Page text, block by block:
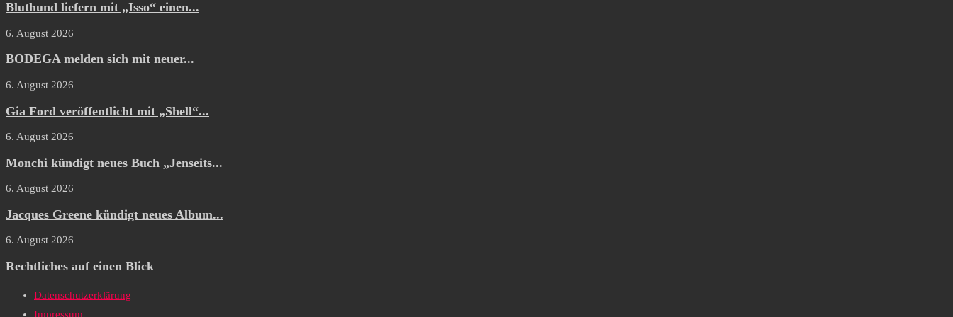
Bluthund liefern mit „Isso“ einen...
6. August 2026
BODEGA melden sich mit neuer...
6. August 2026
Gia Ford veröffentlicht mit „Shell“...
6. August 2026
Monchi kündigt neues Buch „Jenseits...
6. August 2026
Jacques Greene kündigt neues Album...
6. August 2026
Rechtliches auf einen Blick
Datenschutzerklärung
Impressum